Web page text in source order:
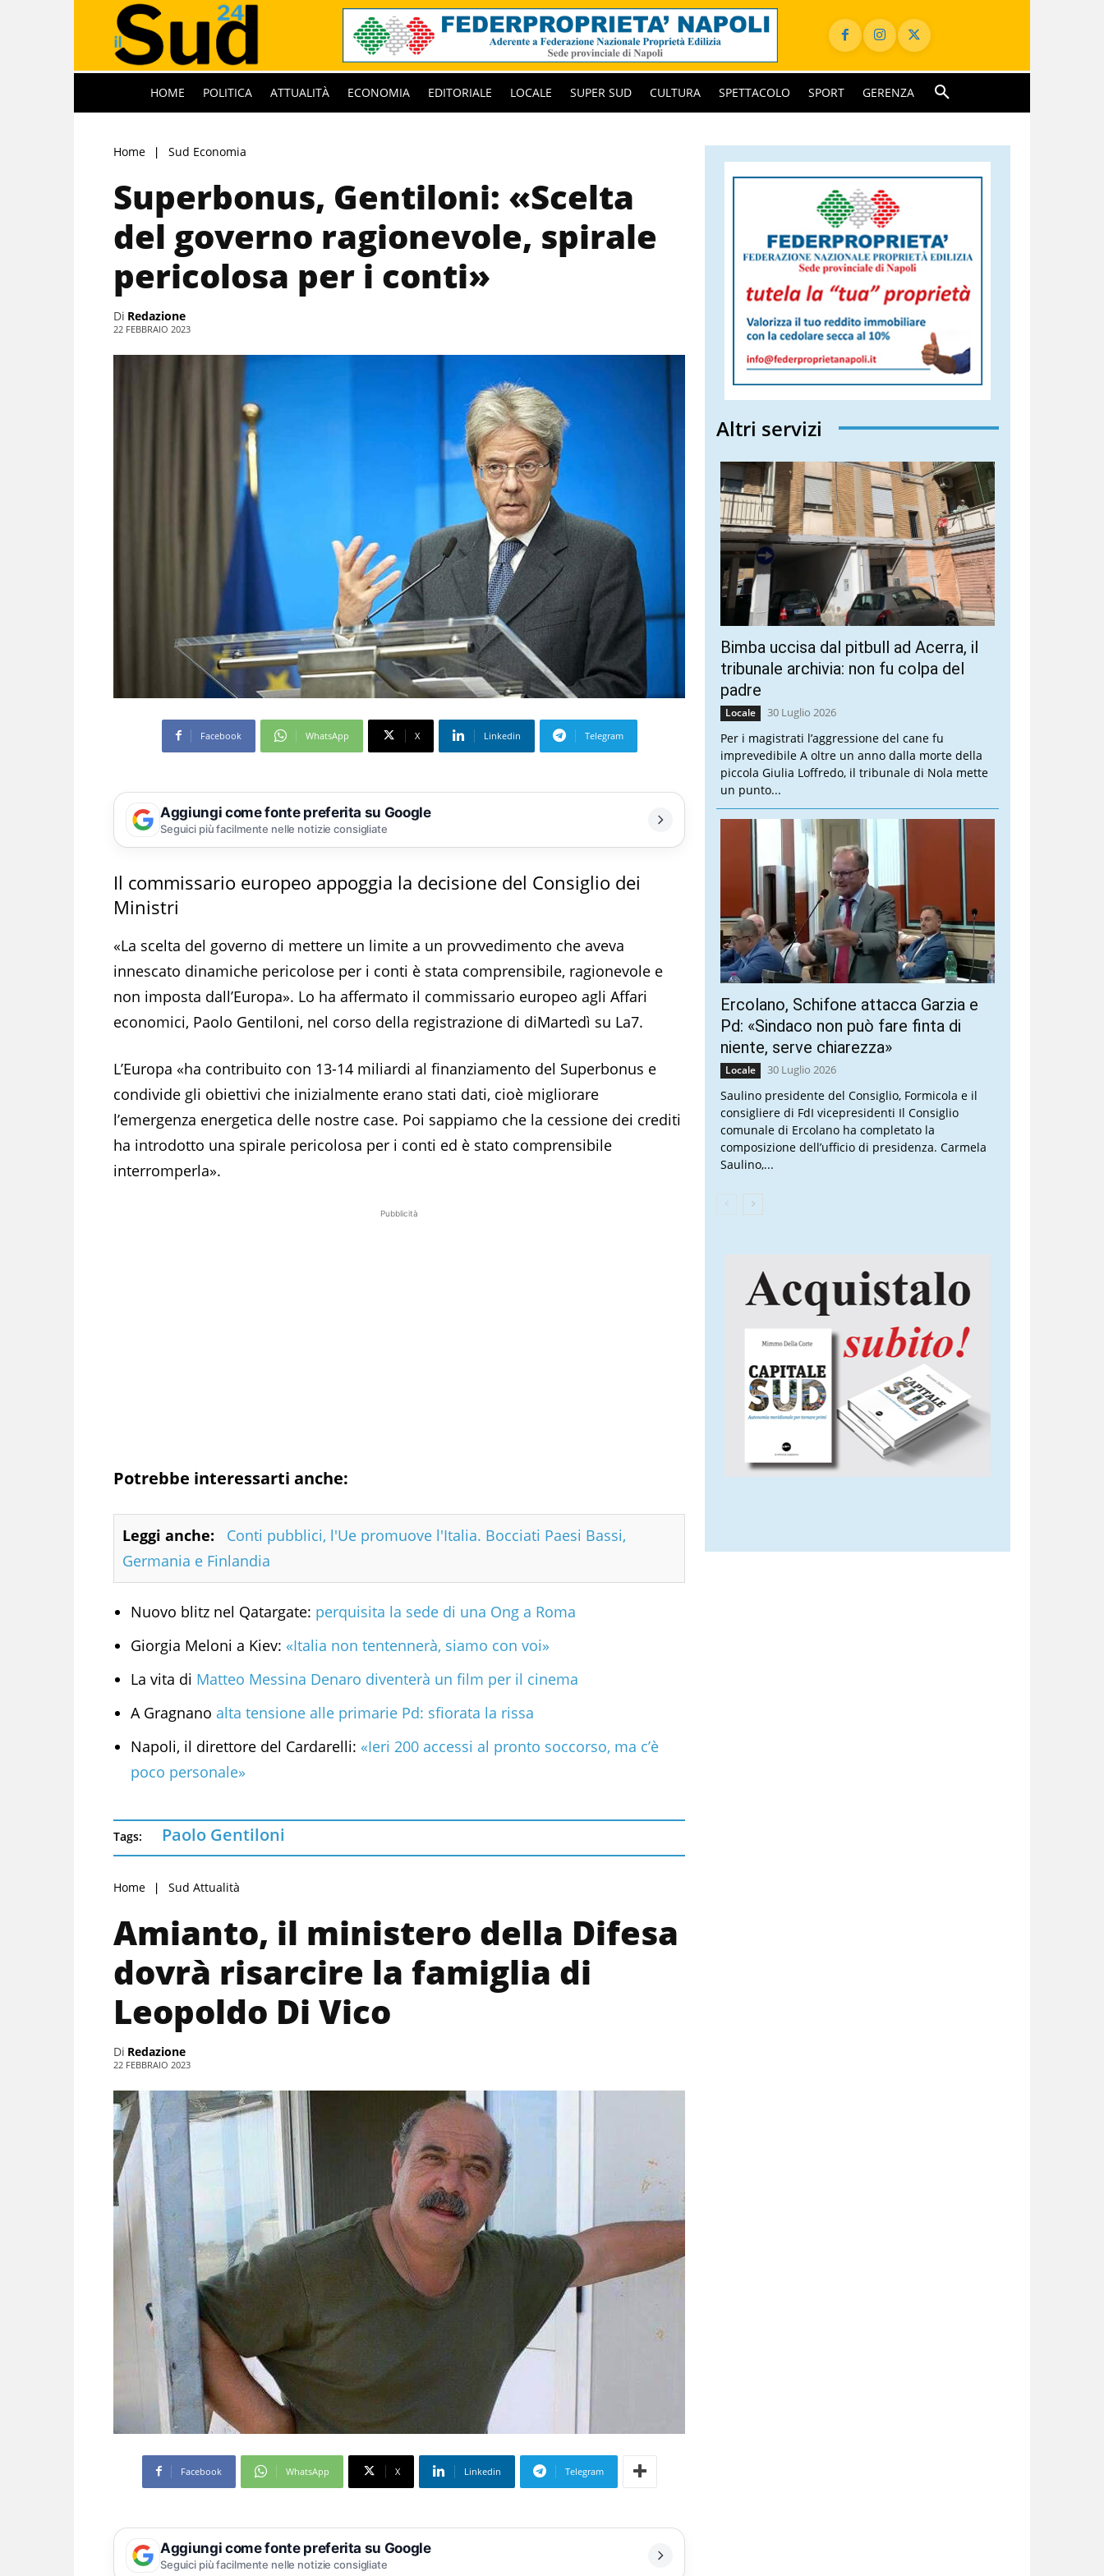
HOME POLITICA ATTUALITÀ ECONOMIA EDITORIALE LOCALE SUPER SUD CULTURA SPETTACOLO SPORT GERENZA
Home Sud Economia
Superbonus, Gentiloni: «Scelta
del governo ragionevole, spirale
pericolosa per i conti»
Di Redazione
22 FEBBRAIO 2023
Facebook WhatsApp X Linkedin Telegram
Aggiungi come fonte preferita su Google
Seguici più facilmente nelle notizie consigliate
Il commissario europeo appoggia la decisione del Consiglio dei
Ministri
«La scelta del governo di mettere un limite a un provvedimento che aveva
innescato dinamiche pericolose per i conti è stata comprensibile, ragionevole e
non imposta dall’Europa». Lo ha affermato il commissario europeo agli Affari
economici, Paolo Gentiloni, nel corso della registrazione di diMartedì su La7.
L’Europa «ha contribuito con 13-14 miliardi al finanziamento del Superbonus e
condivide gli obiettivi che inizialmente erano stati dati, cioè migliorare
l’emergenza energetica delle nostre case. Poi sappiamo che la cessione dei crediti
ha introdotto una spirale pericolosa per i conti ed è stato comprensibile
interromperla».
Pubblicità
Potrebbe interessarti anche:
Leggi anche:
Conti pubblici, l'Ue promuove l'Italia. Bocciati Paesi Bassi,
Germania e Finlandia
Nuovo blitz nel Qatargate: perquisita la sede di una Ong a Roma
Giorgia Meloni a Kiev: «Italia non tentennerà, siamo con voi»
La vita di Matteo Messina Denaro diventerà un film per il cinema
A Gragnano alta tensione alle primarie Pd: sfiorata la rissa
Napoli, il direttore del Cardarelli: «Ieri 200 accessi al pronto soccorso, ma c’è
poco personale»
Tags: Paolo Gentiloni
Home Sud Attualità
Amianto, il ministero della Difesa
dovrà risarcire la famiglia di
Leopoldo Di Vico
Di Redazione
22 FEBBRAIO 2023
Facebook WhatsApp X Linkedin Telegram
Aggiungi come fonte preferita su Google
Seguici più facilmente nelle notizie consigliate
Altri servizi
Bimba uccisa dal pitbull ad Acerra, il
tribunale archivia: non fu colpa del
padre
Locale 30 Luglio 2026
Per i magistrati l’aggressione del cane fu
imprevedibile A oltre un anno dalla morte della
piccola Giulia Loffredo, il tribunale di Nola mette
un punto...
Ercolano, Schifone attacca Garzia e
Pd: «Sindaco non può fare finta di
niente, serve chiarezza»
Locale 30 Luglio 2026
Saulino presidente del Consiglio, Formicola e il
consigliere di FdI vicepresidenti Il Consiglio
comunale di Ercolano ha completato la
composizione dell’ufficio di presidenza. Carmela
Saulino,...